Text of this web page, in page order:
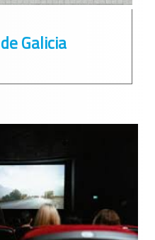
Galicia